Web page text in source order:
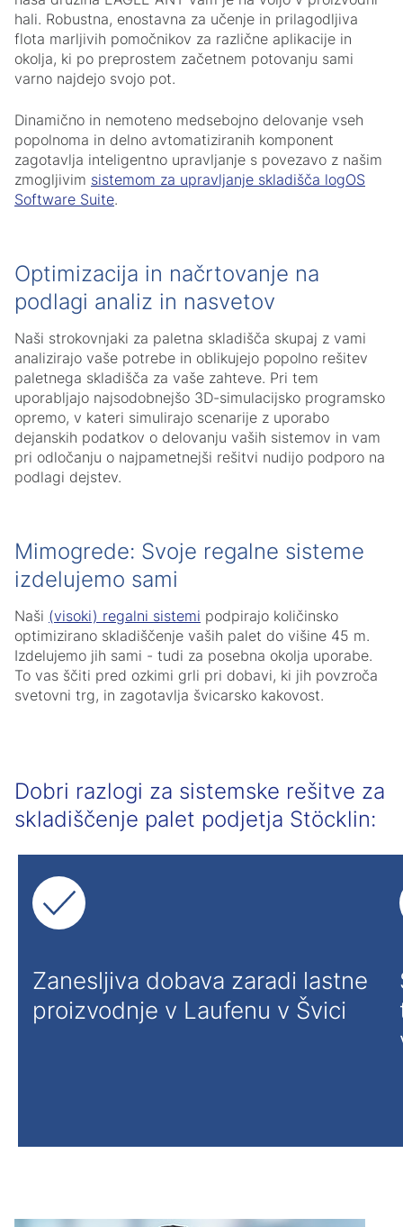
hali. Robustna, enostavna za učenje in prilagodljiva
flota marljivih pomočnikov za različne aplikacije in
okolja, ki po preprostem začetnem potovanju sami
varno najdejo svojo pot.
Dinamično in nemoteno medsebojno delovanje vseh
popolnoma in delno avtomatiziranih komponent
zagotavlja inteligentno upravljanje s povezavo z našim
zmogljivim sistemom za upravljanje skladišča logOS
Software Suite.
Optimizacija in načrtovanje na
podlagi analiz in nasvetov
Naši strokovnjaki za paletna skladišča skupaj z vami
analizirajo vaše potrebe in oblikujejo popolno rešitev
paletnega skladišča za vaše zahteve. Pri tem
uporabljajo najsodobnejšo 3D-simulacijsko programsko
opremo, v kateri simulirajo scenarije z uporabo
dejanskih podatkov o delovanju vaših sistemov in vam
pri odločanju o najpametnejši rešitvi nudijo podporo na
podlagi dejstev.
Mimogrede: Svoje regalne sisteme
izdelujemo sami
Naši (visoki) regalni sistemi podpirajo količinsko
optimizirano skladiščenje vaših palet do višine 45 m.
Izdelujemo jih sami - tudi za posebna okolja uporabe.
To vas ščiti pred ozkimi grli pri dobavi, ki jih povzroča
svetovni trg, in zagotavlja švicarsko kakovost.
Dobri razlogi za sistemske rešitve za
skladiščenje palet podjetja Stöcklin:
Zanesljiva dobava zaradi lastne
proizvodnje v Laufenu v Švici